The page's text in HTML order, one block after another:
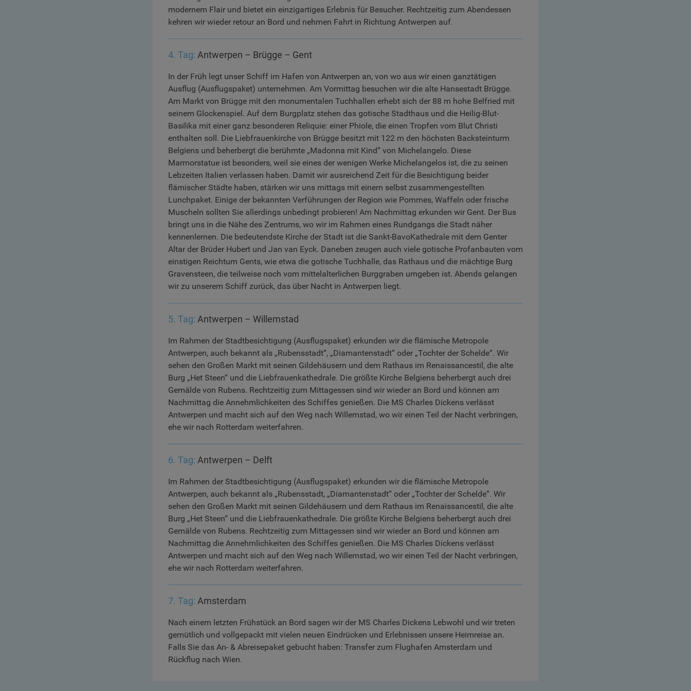
modernem Flair und bietet ein einzigartiges Erlebnis für Besucher. Rechtzeitig zum Abendessen
kehren wir wieder retour an Bord und nehmen Fahrt in Richtung Antwerpen auf.
4. Tag: Antwerpen – Brügge – Gent
In der Früh legt unser Schiff im Hafen von Antwerpen an, von wo aus wir einen ganztätigen
Ausflug (Ausflugspaket) unternehmen. Am Vormittag besuchen wir die alte Hansestadt Brügge.
Am Markt von Brügge mit den monumentalen Tuchhallen erhebt sich der 88 m hohe Belfried mit
seinem Glockenspiel. Auf dem Burgplatz stehen das gotische Stadthaus und die Heilig-Blut-
Basilika mit einer ganz besonderen Reliquie: einer Phiole, die einen Tropfen vom Blut Christi
enthalten soll. Die Liebfrauenkirche von Brügge besitzt mit 122 m den höchsten Backsteinturm
Belgiens und beherbergt die berühmte „Madonna mit Kind“ von Michelangelo. Diese
Marmorstatue ist besonders, weil sie eines der wenigen Werke Michelangelos ist, die zu seinen
Lebzeiten Italien verlassen haben. Damit wir ausreichend Zeit für die Besichtigung beider
flämischer Städte haben, stärken wir uns mittags mit einem selbst zusammengestellten
Lunchpaket. Einige der bekannten Verführungen der Region wie Pommes, Waffeln oder frische
Muscheln sollten Sie allerdings unbedingt probieren! Am Nachmittag erkunden wir Gent. Der Bus
bringt uns in die Nähe des Zentrums, wo wir im Rahmen eines Rundgangs die Stadt näher
kennenlernen. Die bedeutendste Kirche der Stadt ist die Sankt-BavoKathedrale mit dem Genter
Altar der Brüder Hubert und Jan van Eyck. Daneben zeugen auch viele gotische Profanbauten vom
einstigen Reichtum Gents, wie etwa die gotische Tuchhalle, das Rathaus und die mächtige Burg
Gravensteen, die teilweise noch vom mittelalterlichen Burggraben umgeben ist. Abends gelangen
wir zu unserem Schiff zurück, das über Nacht in Antwerpen liegt.
5. Tag: Antwerpen – Willemstad
Im Rahmen der Stadtbesichtigung (Ausflugspaket) erkunden wir die flämische Metropole
Antwerpen, auch bekannt als „Rubensstadt“, „Diamantenstadt“ oder „Tochter der Schelde“. Wir
sehen den Großen Markt mit seinen Gildehäusern und dem Rathaus im Renaissancestil, die alte
Burg „Het Steen“ und die Liebfrauenkathedrale. Die größte Kirche Belgiens beherbergt auch drei
Gemälde von Rubens. Rechtzeitig zum Mittagessen sind wir wieder an Bord und können am
Nachmittag die Annehmlichkeiten des Schiffes genießen. Die MS Charles Dickens verlässt
Antwerpen und macht sich auf den Weg nach Willemstad, wo wir einen Teil der Nacht verbringen,
ehe wir nach Rotterdam weiterfahren.
6. Tag: Antwerpen – Delft
Im Rahmen der Stadtbesichtigung (Ausflugspaket) erkunden wir die flämische Metropole
Antwerpen, auch bekannt als „Rubensstadt, „Diamantenstadt“ oder „Tochter der Schelde“. Wir
sehen den Großen Markt mit seinen Gildehäusern und dem Rathaus im Renaissancestil, die alte
Burg „Het Steen“ und die Liebfrauenkathedrale. Die größte Kirche Belgiens beherbergt auch drei
Gemälde von Rubens. Rechtzeitig zum Mittagessen sind wir wieder an Bord und können am
Nachmittag die Annehmlichkeiten des Schiffes genießen. Die MS Charles Dickens verlässt
Antwerpen und macht sich auf den Weg nach Willemstad, wo wir einen Teil der Nacht verbringen,
ehe wir nach Rotterdam weiterfahren.
7. Tag: Amsterdam
Nach einem letzten Frühstück an Bord sagen wir der MS Charles Dickens Lebwohl und wir treten
gemütlich und vollgepackt mit vielen neuen Eindrücken und Erlebnissen unsere Heimreise an.
Falls Sie das An- & Abreisepaket gebucht haben: Transfer zum Flughafen Amsterdam und
Rückflug nach Wien.